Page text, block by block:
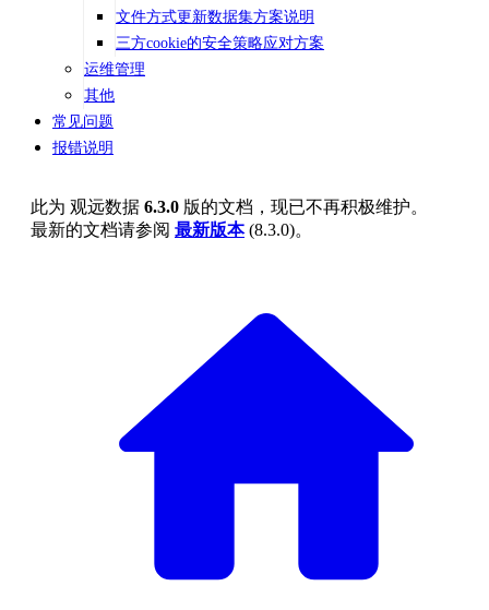
文件方式更新数据集方案说明
三方cookie的安全策略应对方案
运维管理
其他
常见问题
报错说明
此为 观远数据 6.3.0 版的文档，现已不再积极维护。
最新的文档请参阅 最新版本(8.3.0)。